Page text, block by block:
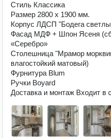
Стиль Классика
Размер 2800 х 1900 мм.
Корпус ЛДСП "Бодега
Фасад МДФ + Шпон Ясеня
«Серебро»
Столешница "Мрамор
влагостойкий матовый)
Фурнитура Blum
Ручки Boyard
Доставка и монтаж Входит в